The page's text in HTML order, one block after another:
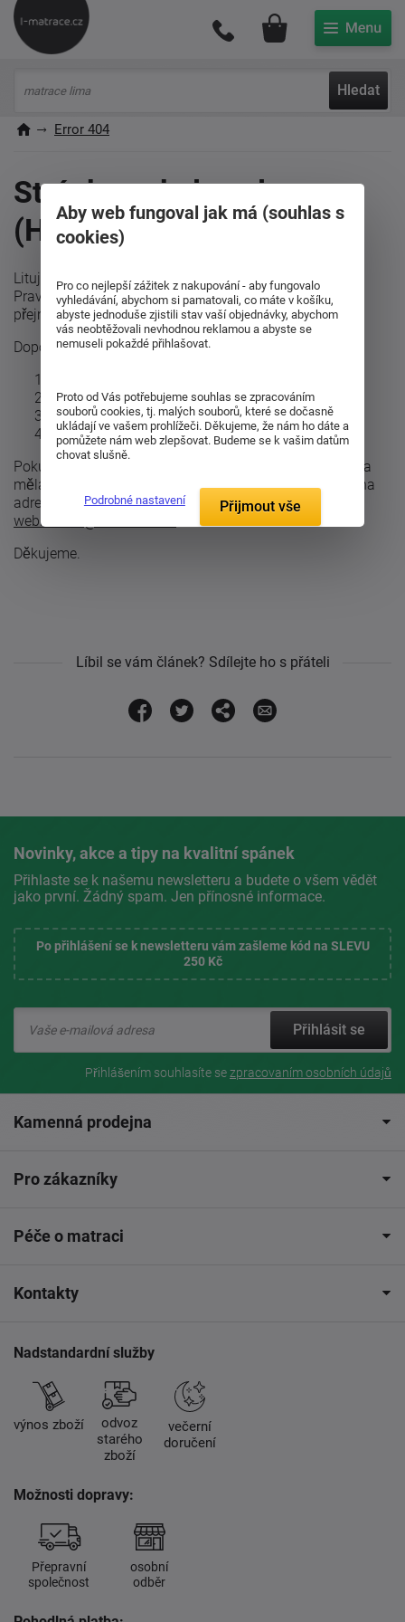
Hledat
Můj účet
Error 404
Stránka nebyla nalezena
(HTTP 404)
Litujeme, ale požadovaná stránka nebyla nalezena.
Pravděpodobně byla odstraněna, přemístěna nebo
přejmenována, případně byl nesprávně zadán odkaz.
Doporučujeme postupovat podle níže uvedených bodů:
použijte vyhledávání
použijtemapu stránek
přejděte naúvodní stranua dál pokračujte odtud
Pokud i nadále trváte na tom, že by požadovaná stránka
měla existovat, informujte o tom prosím naše správce na
adrese:
webmaster@i-matrace.cz
Děkujeme.
Líbil se vám článek? Sdílejte ho s přáteli
Novinky, akce a tipy na kvalitní spánek
Přihlaste se k našemu newsletteru a budete o všem vědět
jako první. Žádný spam. Jen přínosné informace.
Po přihlášení se k newsletteru vám zašleme kód na SLEVU
250 Kč
Přihlásit se
Přihlášením souhlasíte sezpracovaním osobních údajů
Kamenná prodejna
Pro zákazníky
Péče o matraci
Kontakty
Nadstandardní služby
výnos zboží
odvoz
starého
zboží
večerní
doručení
Možnosti dopravy:
Přepravní
společnost
osobní
odběr
Aby web fungoval jak má (souhlas s
cookies)
Pro co nejlepší zážitek z nakupování - aby fungovalo
vyhledávání, abychom si pamatovali, co máte v košíku,
abyste jednoduše zjistili stav vaší objednávky, abychom
vás neobtěžovali nevhodnou reklamou a abyste se
nemuseli pokaždé přihlašovat.
Proto od Vás potřebujeme souhlas se zpracováním
souborů cookies, tj. malých souborů, které se dočasně
ukládají ve vašem prohlížeči. Děkujeme, že nám ho dáte a
pomůžete nám web zlepšovat. Budeme se k vašim datům
chovat slušně.
Podrobné nastavení Přijmout vše